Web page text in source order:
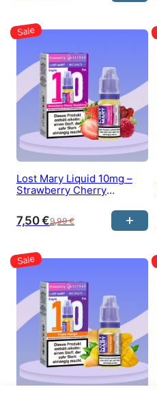
Lost Mary Liquid 10mg –
Strawberry Cherry
9,99€
7,50€